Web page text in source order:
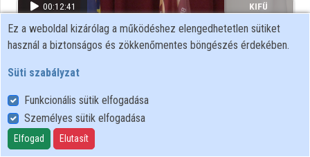
00:12:41 KIFÜ
Ez a weboldal kizárólag a működéshez elengedhetetlen sütiket
használ a biztonságos és zökkenőmentes böngészés érdekében.
Süti szabályzat
Funkcionális sütik elfogadása
Személyes sütik elfogadása
Elfogad Elutasít